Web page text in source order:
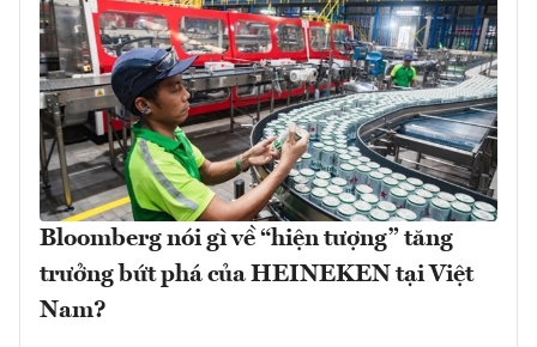
Bloomberg nói gì về “hiện tượng” tăng
trưởng bứt phá của HEINEKEN tại Việt
Nam?